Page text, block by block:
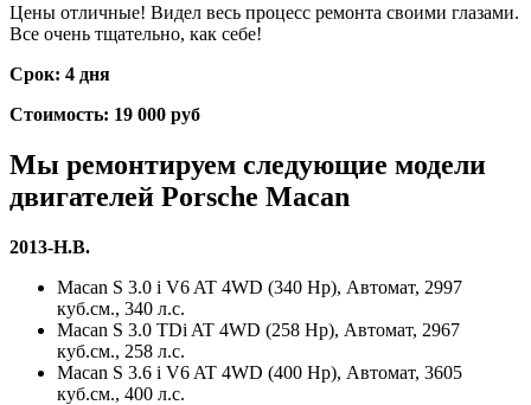
Цены отличные! Видел весь процесс ремонта своими глазами.
Все очень тщательно, как себе!
Срок: 4 дня
Стоимость: 19 000 руб
Мы ремонтируем следующие модели
двигателей Porsche Macan
2013-Н.В.
Macan S 3.0 i V6 AT 4WD (340 Hp), Автомат, 2997
куб.см., 340 л.с.
Macan S 3.0 TDi AT 4WD (258 Hp), Автомат, 2967
куб.см., 258 л.с.
Macan S 3.6 i V6 AT 4WD (400 Hp), Автомат, 3605
куб.см., 400 л.с.